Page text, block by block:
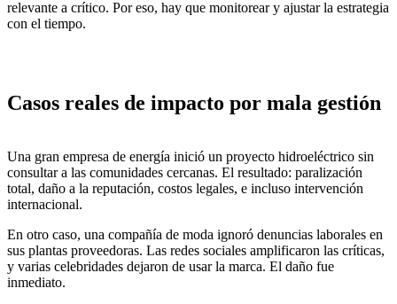
relevante a crítico. Por eso, hay que monitorear y ajustar la estrategia
con el tiempo.
Casos reales de impacto por mala gestión
Una gran empresa de energía inició un proyecto hidroeléctrico sin
consultar a las comunidades cercanas. El resultado: paralización
total, daño a la reputación, costos legales, e incluso intervención
internacional.
En otro caso, una compañía de moda ignoró denuncias laborales en
sus plantas proveedoras. Las redes sociales amplificaron las críticas,
y varias celebridades dejaron de usar la marca. El daño fue
inmediato.